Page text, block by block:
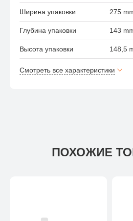
Ширина упаковки 275
Глубина упаковки 143
Высота упаковки 148,5
Смотреть все характеристики
ПОХОЖИЕ